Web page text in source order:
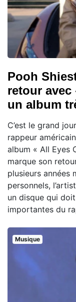
Pooh
retour avec
un album
C’est le grand
rappeur
album « All Eyes
marque son
plusieurs années
personnels,
un disque qui
importantes du
Musique